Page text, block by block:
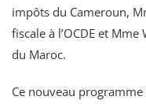
impôts du Cameroun,
fiscale à l’OCDE et Mme
du Maroc.
Ce nouveau